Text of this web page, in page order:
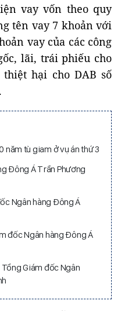
vay vốn theo quy
tên vay 7 khoản với
vay của các công
lãi, trái phiếu cho
hại cho DAB số
năm tù giam ở vụ án thứ 3
Đông Á Trần Phương
Ngân hàng Đông Á
đốc Ngân hàng Đông Á
Giám đốc Ngân